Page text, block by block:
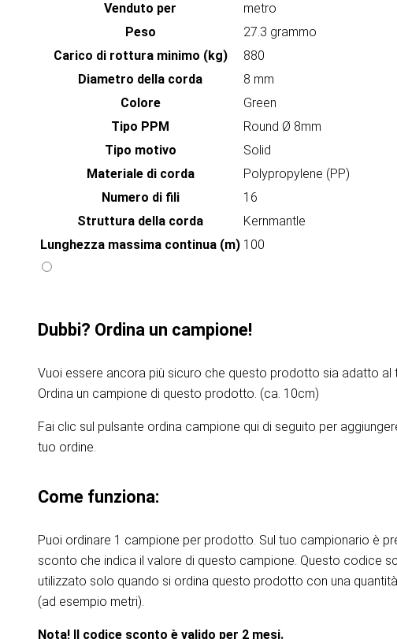
Venduto per
metro
Peso
27.3 grammo
Carico di rottura minimo (kg)
880
Diametro della corda
8 mm
Colore
Green
Tipo PPM
Round Ø 8mm
Tipo motivo
Solid
Materiale di corda
Polypropylene (PP)
Numero di fili
16
Struttura della corda
Kernmantle
Lunghezza massima continua (m) 100
Dubbi? Ordina un campione!
Vuoi essere ancora più sicuro che questo prodotto sia adatto al
Ordina un campione di questo prodotto. (ca. 10cm)
Fai clic sul pulsante ordina campione qui di seguito per
tuo ordine.
Come funziona:
Puoi ordinare 1 campione per prodotto. Sul tuo campionario è
sconto che indica il valore di questo campione. Questo codice
utilizzato solo quando si ordina questo prodotto con una
(ad esempio metri).
Nota! Il codice sconto è valido per 2 mesi.